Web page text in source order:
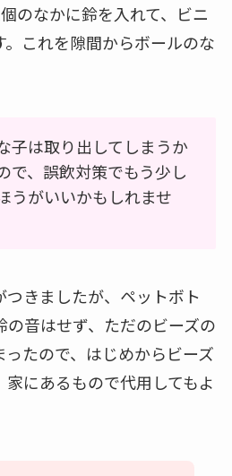
のなかに鈴を入れて、ビニ
これを隙間からボールのな
子は取り出してしまうか
で、誤飲対策でもう少し
うがいいかもしれませ
つきましたが、ペットボト
音はせず、ただのビーズの
たので、はじめからビーズ
にあるもので代用してもよ